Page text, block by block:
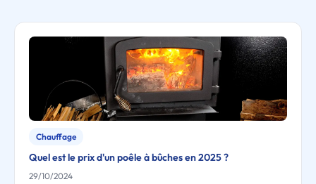
Chauffage
Quel est le prix d'un poêle à bûches en 2025 ?
29/10/2024